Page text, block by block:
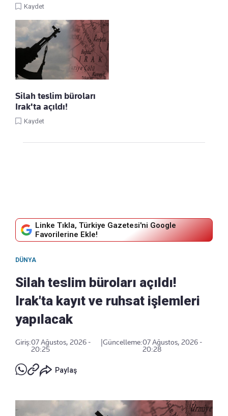
Kaydet
Silah teslim büroları
Irak'ta açıldı!
Kaydet
Linke Tıkla, Türkiye Gazetesi'ni Google
Favorilerine Ekle!
DÜNYA
Silah teslim büroları açıldı!
Irak'ta kayıt ve ruhsat işlemleri
yapılacak
Giriş:07 Ağustos, 2026 -
20:25
|Güncelleme:07 Ağustos, 2026 -
20:28
Paylaş